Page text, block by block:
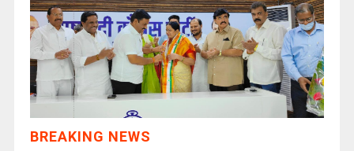
BREAKING NEWS